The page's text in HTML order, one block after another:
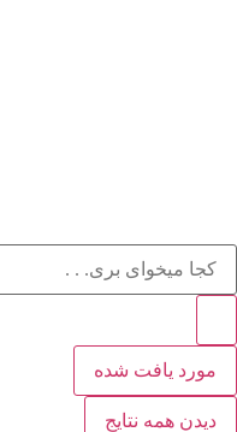
مورد یافت شده
دیدن همه نتایج